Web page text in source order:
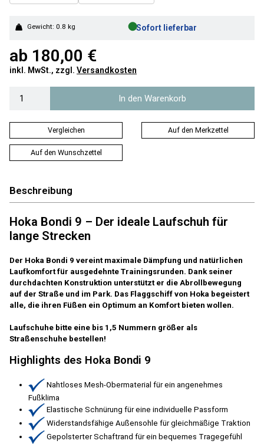
Gewicht: 0.8 kg ●Sofort lieferbar
ab 180,00 €
inkl. MwSt., zzgl. Versandkosten
In den Warenkorb
Vergleichen Auf den Merkzettel
Auf den Wunschzettel
Beschreibung
Hoka Bondi 9 – Der ideale Laufschuh für
lange Strecken
Der Hoka Bondi 9 vereint maximale Dämpfung und natürlichen
Laufkomfort für ausgedehnte Trainingsrunden. Dank seiner
durchdachten Konstruktion unterstützt er die Abrollbewegung
auf der Straße und im Park. Das Flaggschiff von Hoka begeistert
alle, die ihren Füßen ein Optimum an Komfort bieten wollen.
Laufschuhe bitte eine bis 1,5 Nummern größer als
Straßenschuhe bestellen!
Highlights des Hoka Bondi 9
Nahtloses Mesh-Obermaterial für ein angenehmes
Fußklima
Elastische Schnürung für eine individuelle Passform
Widerstandsfähige Außensohle für gleichmäßige Traktion
Gepolsterter Schaftrand für ein bequemes Tragegefühl